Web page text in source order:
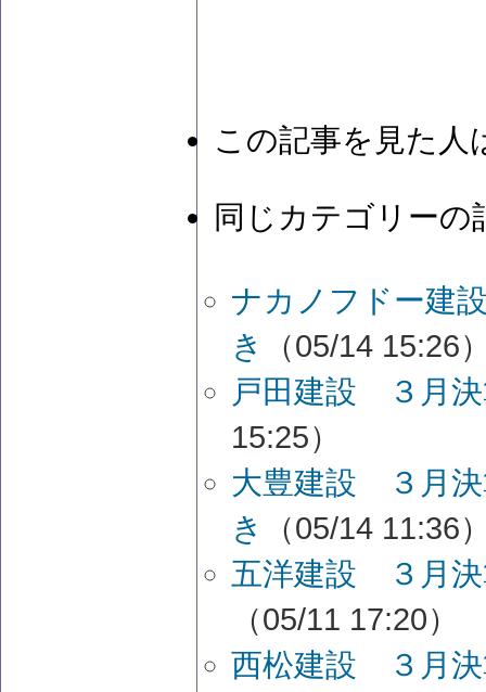
この記事を見た人
同じカテゴリーの
ナカノフドー
き
（05/14 15:26
戸田建設 ３月
15:25）
大豊建設 ３月
き
（05/14 11:36
五洋建設 ３月
（05/11 17:20）
西松建設 ３月